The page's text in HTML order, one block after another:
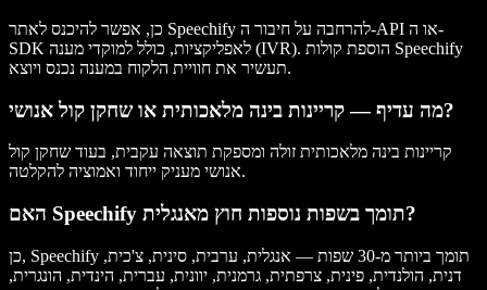
כן, אפשר להיכנס לאתר Speechify להרחבה על חיבור ה-API או ה-
SDK לאפליקציות, כולל למוקדי מענה (IVR). הוספת קולות Speechify
תעשיר את חוויית הלקוח במענה נכנס ויוצא.
מה עדיף — קריינות בינה מלאכותית או שחקן קול אנושי?
קריינות בינה מלאכותית זולה ומספקת תוצאה עקבית, בעוד שחקן קול
אנושי מעניק ייחוד ואמוציה להקלטה.
האם Speechify תומך בשפות נוספות חוץ מאנגלית?
כן, Speechify תומך ביותר מ-30 שפות — אנגלית, ערבית, סינית, צ'כית,
דנית, הולנדית, פינית, צרפתית, גרמנית, יוונית, עברית, הינדית, הונגרית,